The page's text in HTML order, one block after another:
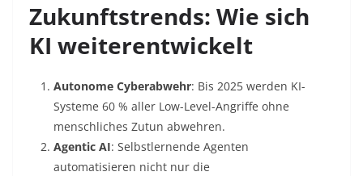
Zukunftstrends: Wie sich
KI weiterentwickelt
Autonome Cyberabwehr: Bis 2025 werden KI-
Systeme 60 % aller Low-Level-Angriffe ohne
menschliches Zutun abwehren.
Agentic AI: Selbstlernende Agenten
automatisieren nicht nur die